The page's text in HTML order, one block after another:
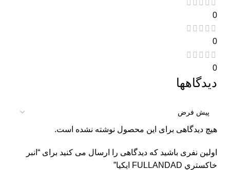
0
0
0
دیدگاهها
هیچ دیدگاهی برای این محصول نوشته نشده است.
اولین نفری باشید که دیدگاهی را ارسال می کنید برای “انبر
خاكستري FULLANDAD ايكيا”